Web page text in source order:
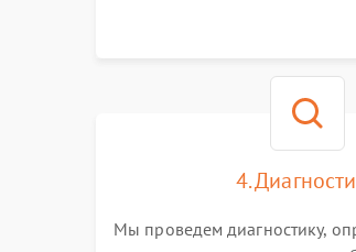
4.
Мы проведем диагностику,